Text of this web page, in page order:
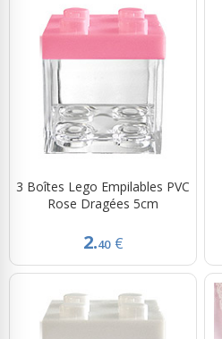
3 Boîtes Lego Empilables PVC
Rose Dragées 5cm
2.40 €